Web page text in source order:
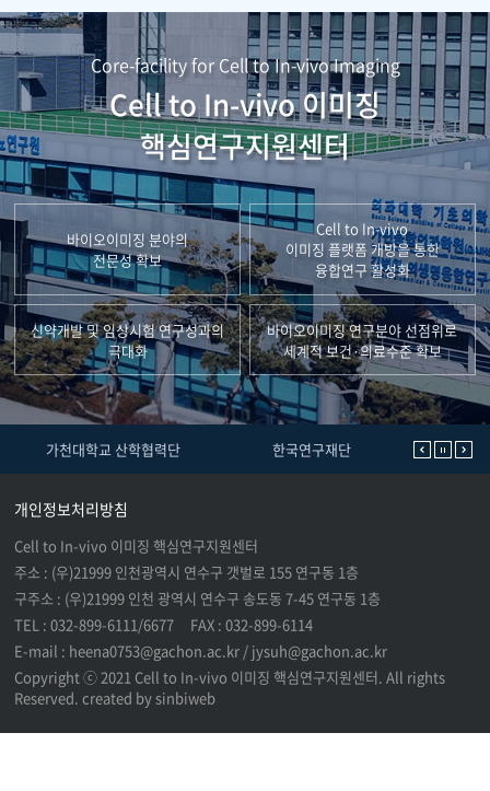
Core-facility for Cell to In-vivo Imaging
Cell to In-vivo 이미징
핵심연구지원센터
바이오이미징 분야의
전문성 확보
Cell to In-vivo
이미징 플랫폼 개방을 통한
융합연구 활성화
신약개발 및 임상시험 연구성과의
극대화
바이오이미징 연구분야 선점위로
세계적 보건·의료수준 확보
가천대학교 산학협력단 한국연구재단
개인정보처리방침
Cell to In-vivo 이미징 핵심연구지원센터
주소 : (우)21999 인천광역시 연수구 갯벌로 155 연구동 1층
구주소 : (우)21999 인천 광역시 연수구 송도동 7-45 연구동 1층
TEL : 032-899-6111/6677
FAX : 032-899-6114
E-mail : heena0753@gachon.ac.kr / jysuh@gachon.ac.kr
Copyright ⓒ 2021 Cell to In-vivo 이미징 핵심연구지원센터. All rights
Reserved. created bysinbiweb